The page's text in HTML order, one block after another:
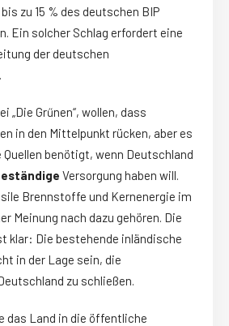
zu 15 % des deutschen BIP
Ein solcher Schlag erfordert eine
der deutschen
„Die Grűnen“, wollen, dass
in den Mittelpunkt rücken, aber es
Quellen benötigt, wenn Deutschland
Versorgung haben will.
Brennstoffe und Kernenergie im
Meinung nach dazu gehören. Die
klar: Die bestehende inländische
in der Lage sein, die
zu schließen.
das Land in die öffentliche